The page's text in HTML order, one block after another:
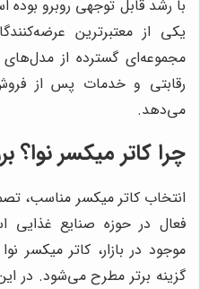
با رشد قابل توجهی روبرو
یکی از معتبرترین
مجموعه‌ای گسترده از مدل‌های
رقابتی و خدمات پس از
می‌دهد.
چرا کاتر میکسر نوا؟
انتخاب کاتر میکسر مناسب،
فعال در حوزه صنایع
موجود در بازار، کاتر میکسر
گزینه برتر مطرح می‌شود. در